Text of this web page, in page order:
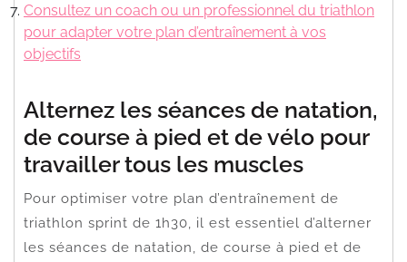
Consultez un coach ou un professionnel du triathlon
pour adapter votre plan d’entraînement à vos
objectifs
Alternez les séances de natation,
de course à pied et de vélo pour
travailler tous les muscles
Pour optimiser votre plan d’entraînement de
triathlon sprint de 1h30, il est essentiel d’alterner
les séances de natation, de course à pied et de